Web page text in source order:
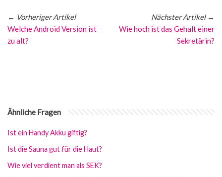
← Vorheriger Artikel
Welche Android Version ist
zu alt?
Nächster Artikel→
Wie hoch ist das Gehalt einer
Sekretärin?
Ähnliche Fragen
Ist ein Handy Akku giftig?
Ist die Sauna gut für die Haut?
Wie viel verdient man als SEK?